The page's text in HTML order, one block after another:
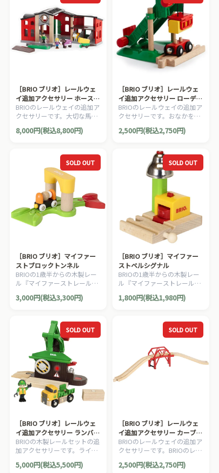
［BRIO ブリオ］レールウェ
イ追加アクセサリー ホースハ
ウス
BRIOのレールウェイの追加ア
クセサリーです。大切な馬た
ちのためのデラックスなきゅ
う舎です。12ピース。
8,000円(税込8,800円)
［BRIO ブリオ］レールウェ
イ追加アクセサリー ローディ
ングクレーン
BRIOのレールウェイの追加ア
クセサリーです。おなかをす
かせた馬のために、干し草を
運ぶクレーンです。4ピー
2,500円(税込2,750円)
SOLD OUT
［BRIO ブリオ］マイファー
ストブロックトンネル
BRIOの1歳半からの木製レー
ル『マイファーストレールウ
ェイ』。アーチ型のトンネル
が登場しました。7ピース。
3,000円(税込3,300円)
SOLD OUT
［BRIO ブリオ］マイファー
ストベルシグナル
BRIOの1歳半からの木製レー
ル『マイファーストレールウ
ェイ』。ベルシグナルが登場
しました。1ピース。
1,800円(税込1,980円)
SOLD OUT
［BRIO ブリオ］レールウェ
イ追加アクセサリー ランバー
ステーション
BRIOの木製レールセットの追
加アクセサリーです。ライト
&サウンド付きの製材所。臨
場感あるサウンドが特徴で
5,000円(税込5,500円)
SOLD OUT
［BRIO ブリオ］レールウェ
イ追加アクセサリー カーブブ
リッジ
BRIOのレールウェイの追加ア
クセサリーです。BRIOのレー
ルセットに待望のカーブブリ
ッジが登場しました！4ピー
2,500円(税込2,750円)